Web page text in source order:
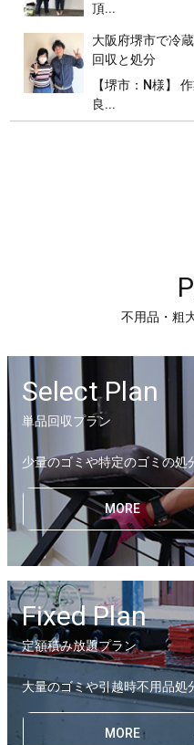
頂...
大阪府堺市で冷
回収と処分
【堺市：N様】
良...
不用品・粗
Select Plan
単品回収プラン
少量のゴミや特定のゴミの処
MORE
Fixed Plan
定額積み放題プラン
大量のゴミや引越時不用品処
MORE